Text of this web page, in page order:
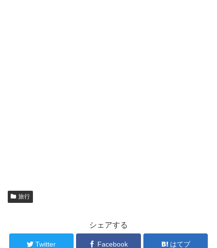
旅行
シェアする
Twitter Facebook はてブ